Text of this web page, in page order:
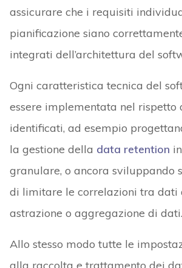
assicurare che i requisiti
pianificazione siano
integrati dell’architettura del
Ogni caratteristica tecnica del
essere implementata nel rispetto
identificati, ad esempio
la gestione della data retention
granulare, o ancora sviluppando
di limitare le correlazioni tra dati
astrazione o aggregazione di dati.
Allo stesso modo tutte le